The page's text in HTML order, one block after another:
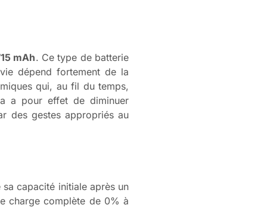
mAh. Ce type de batterie
dépend fortement de la
qui, au fil du temps,
a pour effet de diminuer
des gestes appropriés au
sa capacité initiale après un
charge complète de 0% à